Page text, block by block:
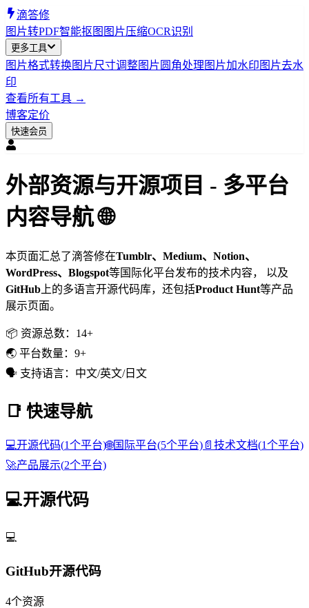
滴答修
图片转PDF智能抠图 图片压缩OCR识别
更多工具
图片格式转换图片尺寸调整图片圆角处理 图片加水印 图片去水
印
查看所有工具 →
博客定价
快速会员
外部资源与开源项目 - 多平台
内容导航 🌐
本页面汇总了滴答修在Tumblr、Medium、Notion、
WordPress、Blogspot等国际化平台发布的技术内容， 以及
GitHub 上的多语言开源代码库，还包括Product Hunt等产品
展示页面。
📦 资源总数： 14+
🌏 平台数量： 9+
🗣️ 支持语言： 中文/英文/日文
📑 快速导航
💻开源代码(1个平台)🌐国际平台(5个平台) 📄 技术文档(1个平台)
🚀产品展示(2个平台)
💻开源代码
💻
GitHub开源代码
4个资源